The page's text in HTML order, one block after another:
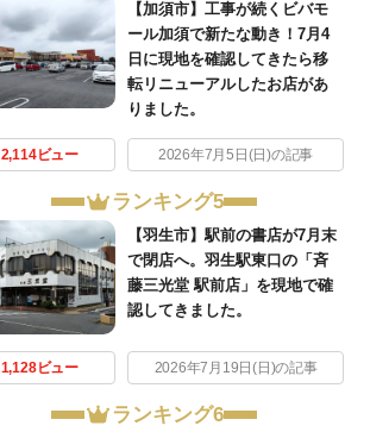
【加須市】工事が続くビバモ
ール加須で新たな動き！7月4
日に現地を確認してきたら移
転リニューアルしたお店があ
りました。
2,114ビュー 2026年7月5日(日)の記事
ランキング5
【羽生市】駅前の書店が7月末
で閉店へ。羽生駅東口の「斉
藤三光堂 駅前店」を現地で確
認してきました。
1,128ビュー 2026年7月19日(日)の記事
ランキング6